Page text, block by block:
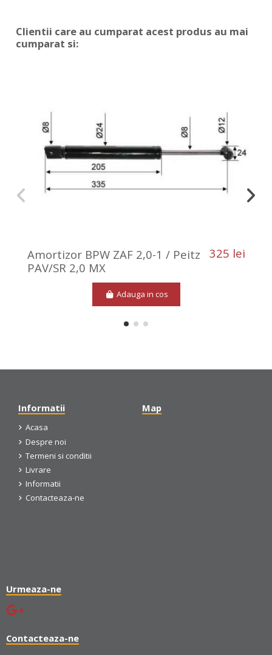
Clientii care au cumparat acest produs au mai
cumparat si:
Amortizor BPW ZAF 2,0-1 / Peitz
PAV/SR 2,0 MX
325 lei
Adauga in cos
Informatii
Acasa
Despre noi
Termeni si conditii
Livrare
Informatii
Contacteaza-ne
Map
Urmeaza-ne
Contacteaza-ne